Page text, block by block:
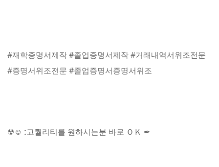
#재학증명서제작 #졸업증명서제작 #거래내역서위조전문
#증명서위조전문 #졸업증명서증명서위조
☢☺ ː고퀄리티를 원하시는분 바로 ＯＫ ✒